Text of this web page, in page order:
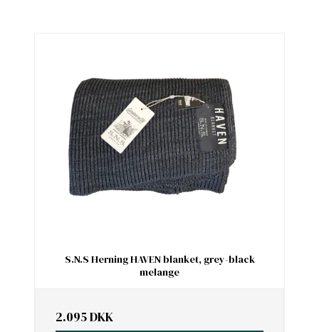
S.N.S Herning HAVEN blanket, grey-black
melange
2.095 DKK